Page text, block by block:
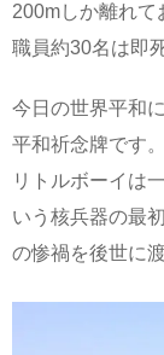
200mしか離れ
職員約30名は即
今日の世界平和
平和祈念牌です
リトルボーイは
いう核兵器の最
の惨禍を後世に